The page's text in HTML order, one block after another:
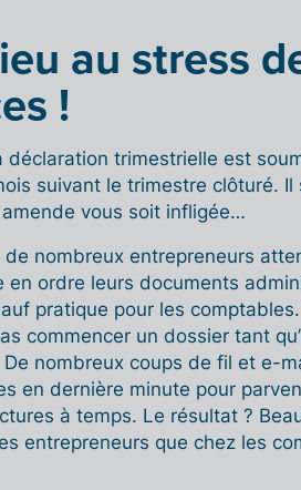
au stress
!
déclaration trimestrielle est
suivant le trimestre clôturé. Il
amende vous soit infligée…
de nombreux entrepreneurs
en ordre leurs documents
pratique pour les
commencer un dossier tant
nombreux coups de fil et e-
en dernière minute pour
à temps. Le résultat ?
entrepreneurs que chez les